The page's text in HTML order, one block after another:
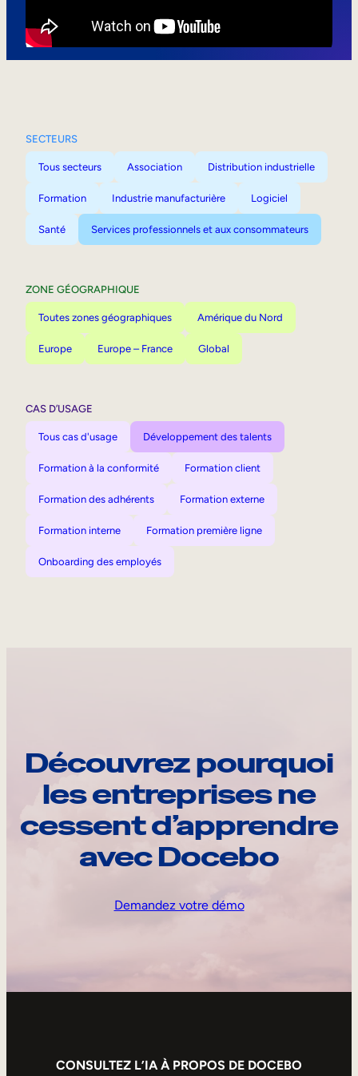
SECTEURS
Tous secteurs Association Distribution industrielle
Formation Industrie manufacturière Logiciel
Santé Services professionnels et aux consommateurs
ZONE GÉOGRAPHIQUE
Toutes zones géographiques Amérique du Nord
Europe Europe – France Global
CAS D’USAGE
Tous cas d'usage Développement des talents
Formation à la conformité Formation client
Formation des adhérents Formation externe
Formation interne Formation première ligne
Onboarding des employés
Découvrez pourquoi
les entreprises ne
cessent d’apprendre
avec Docebo
Demandez votre démo
CONSULTEZ L’IA À PROPOS DE DOCEBO